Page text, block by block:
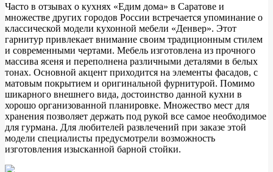
Часто в отзывах о кухнях «Едим дома» в Саратове и
множестве других городов России встречается упоминание о
классической модели кухонной мебели «Денвер». Этот
гарнитур привлекает внимание своим традиционным стилем
и современными чертами. Мебель изготовлена из прочного
массива ясеня и переполнена различными деталями в белых
тонах. Основной акцент приходится на элементы фасадов, с
матовым покрытием и оригинальной фурнитурой. Помимо
шикарного внешнего вида, достоинство данной кухни в
хорошо организованной планировке. Множество мест для
хранения позволяет держать под рукой все самое необходимое
для гурмана. Для любителей развлечений при заказе этой
модели специалисты предусмотрели возможность
изготовления изысканной барной стойки.